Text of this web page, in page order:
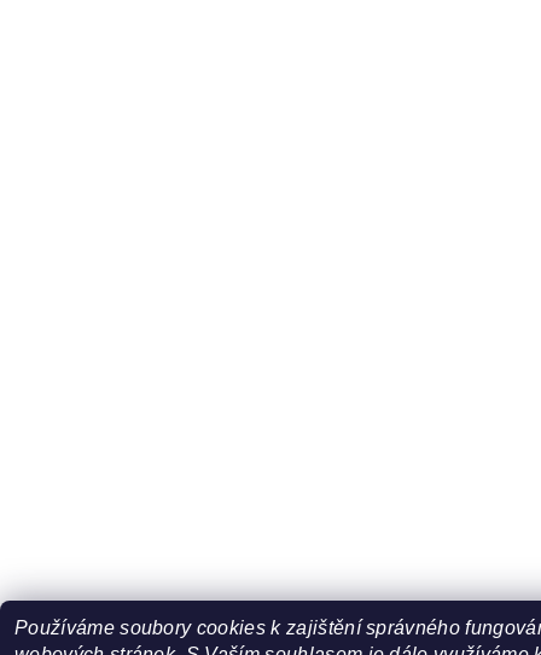
Používáme soubory cookies k zajištění správného